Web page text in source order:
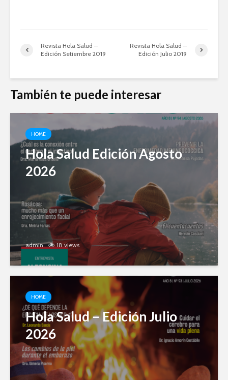
Revista Hola Salud –
Edición Setiembre 2019
Revista Hola Salud –
Edición Julio 2019
También te puede interesar
HOME
Hola Salud Edición Agosto
2026
admin 18 views
HOME
Hola Salud – Edición Julio
2026